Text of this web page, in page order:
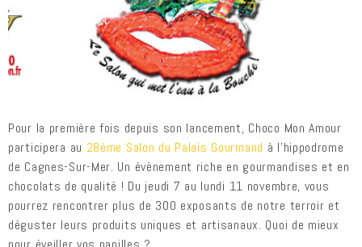
Pour la première fois depuis son lancement, Choco Mon Amour
participera au 28ème Salon du Palais Gourmand à l’hippodrome
de Cagnes-Sur-Mer. Un évènement riche en gourmandises et en
chocolats de qualité ! Du jeudi 7 au lundi 11 novembre, vous
pourrez rencontrer plus de 300 exposants de notre terroir et
déguster leurs produits uniques et artisanaux. Quoi de mieux